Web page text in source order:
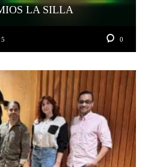
LA SILLA
0